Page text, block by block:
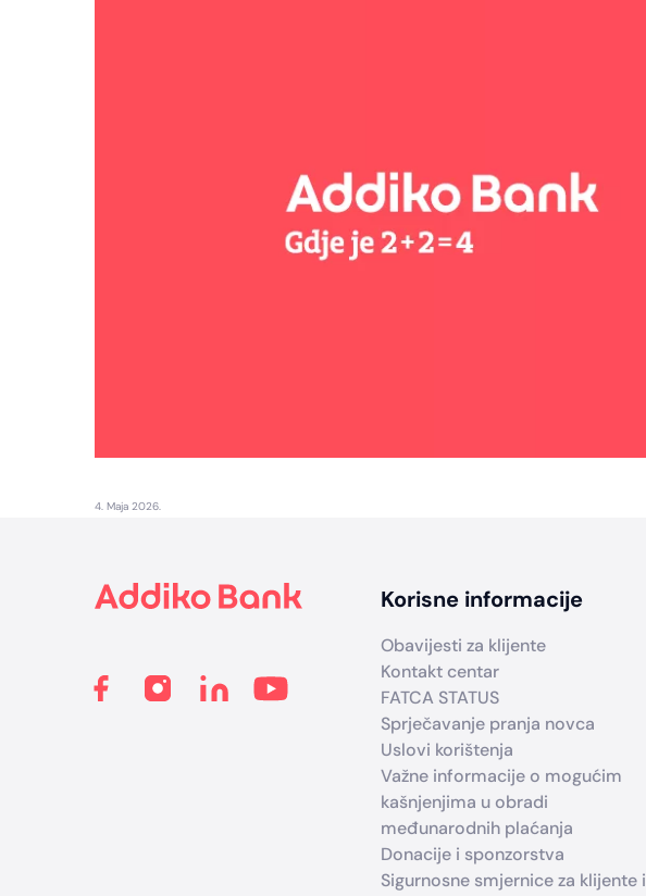
4. Maja 2026.
Korisne informacije
Obavijesti za klijente
Kontakt centar
FATCA STATUS
Sprječavanje pranja novca
Uslovi korištenja
Važne informacije o mogućim
kašnjenjima u obradi
međunarodnih plaćanja
Donacije i sponzorstva
Sigurnosne smjernice za klijente i